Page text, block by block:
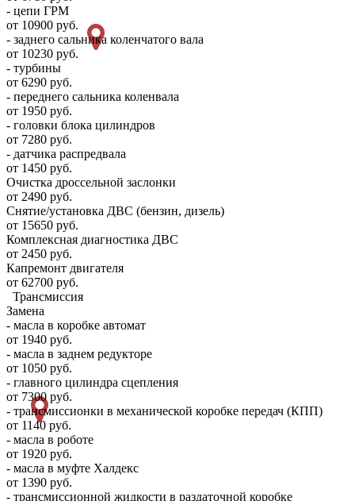
- цепи ГРМ
от 10900 руб.
- заднего сальника коленчатого вала
от 10230 руб.
- турбины
от 6290 руб.
- переднего сальника коленвала
от 1950 руб.
- головки блока цилиндров
от 7280 руб.
- датчика распредвала
от 1450 руб.
Очистка дроссельной заслонки
от 2490 руб.
Снятие/установка ДВС (бензин, дизель)
от 15650 руб.
Комплексная диагностика ДВС
от 2450 руб.
Капремонт двигателя
от 62700 руб.
Трансмиссия
Замена
- масла в коробке автомат
от 1940 руб.
- масла в заднем редукторе
от 1050 руб.
- главного цилиндра сцепления
от 7300 руб.
- трансмиссионки в механической коробке передач (КПП)
от 1140 руб.
- масла в роботе
от 1920 руб.
- масла в муфте Халдекс
от 1390 руб.
- трансмиссионной жидкости в раздаточной коробке